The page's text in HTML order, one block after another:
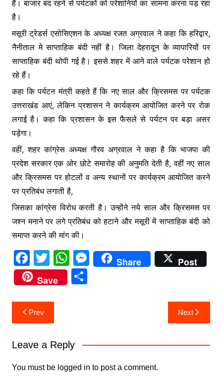
हैं। बाजार बंद रहने से पर्यटकों को परेशानियों का सामना करना पड़ रहा
है।
मसूरी ट्रेडर्स एसोसिएशन के अध्यक्ष रजत अग्रवाल ने कहा कि हरिद्वार,
नैनीताल मे साप्ताहिक बंदी नहीं है। जिला देहरादून के व्यापारियों पर
साप्ताहिक बंदी थोपी गई है। इससे शहर में आने वाले पर्यटक परेशान हो
रहे हैं।
कहा कि पर्यटन मंत्री कहते हैं कि नए साल और क्रिसमस पर पर्यटक
उत्तराखंड आएं, लेकिन प्रशासन ने कार्यक्रम आयोजित करने पर रोक
लगाई है। कहा कि प्रशासन के इस फैसले से पर्यटन पर बड़ा असर
पड़ेगा।
वहीं, शहर कांग्रेस अध्यक्ष गौरव अग्रवाल ने कहा है कि भाजपा की
प्रदेश सरकार एक ओर छोटे समारोह की अनुमति देती है, वहीं नए साल
और क्रिसमस पर होटलों व अन्य स्थानों पर कार्यक्रम आयोजित करने
पर प्रतिबंध लगाती है,
जिसका कांग्रेस विरोध करती है। उन्होंने नये साल और क्रिसमस पर
जश्न मनाने पर लगे प्रतिबंध को हटाने और मसूरी में साप्ताहिक बंदी को
समाप्त करने की मांग की।
F
a
c
e
b
o
k
T
w
itt
er
W
h
at
p
p
M
e
er
Share
Post
Save
S
Post
navigation
Prev Next
Leave a Reply
You must be logged in to post a comment.